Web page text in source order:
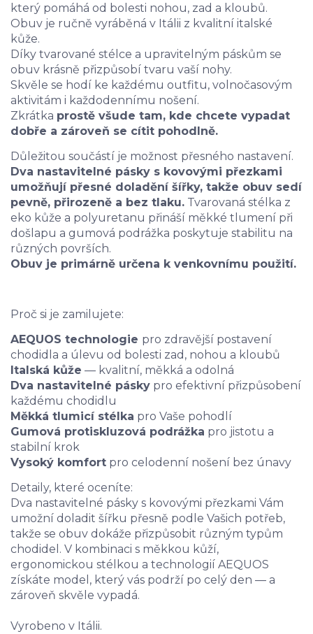
který pomáhá od bolesti nohou, zad a kloubů.
Obuv je ručně vyráběná v Itálii z kvalitní italské
kůže.
Díky tvarované stélce a upravitelným páskům se
obuv krásně přizpůsobí tvaru vaší nohy.
Skvěle se hodí ke každému outfitu, volnočasovým
aktivitám i každodennímu nošení.
Zkrátka prostě všude tam, kde chcete vypadat
dobře a zároveň se cítit pohodlně.
Důležitou součástí je možnost přesného nastavení.
Dva nastavitelné pásky s kovovými přezkami
umožňují přesné doladění šířky, takže obuv sedí
pevně, přirozeně a bez tlaku. Tvarovaná stélka z
eko kůže a polyuretanu přináší měkké tlumení při
došlapu a gumová podrážka poskytuje stabilitu na
různých površích.
Obuv je primárně určena k venkovnímu použití.
Proč si je zamilujete:
AEQUOS technologie pro zdravější postavení
chodidla a úlevu od bolesti zad, nohou a kloubů
Italská kůže — kvalitní, měkká a odolná
Dva nastavitelné pásky pro efektivní přizpůsobení
každému chodidlu
Měkká tlumicí stélka pro Vaše pohodlí
Gumová protiskluzová podrážka pro jistotu a
stabilní krok
Vysoký komfort pro celodenní nošení bez únavy
Detaily, které oceníte:
Dva nastavitelné pásky s kovovými přezkami Vám
umožní doladit šířku přesně podle Vašich potřeb,
takže se obuv dokáže přizpůsobit různým typům
chodidel. V kombinaci s měkkou kůží,
ergonomickou stélkou a technologií AEQUOS
získáte model, který vás podrží po celý den — a
zároveň skvěle vypadá.
Vyrobeno v Itálii.